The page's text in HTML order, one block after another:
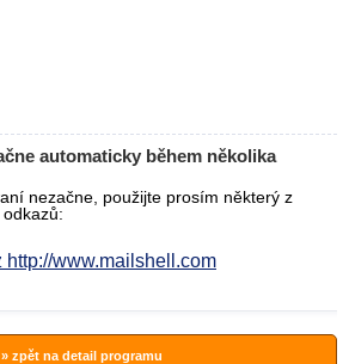
automaticky během několika
nezačne, použijte prosím některý z
http://www.mailshell.com
» zpět na detail programu